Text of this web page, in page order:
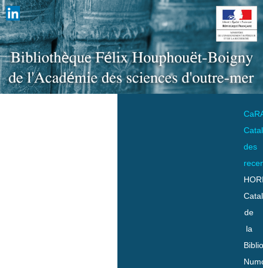
des
de
la